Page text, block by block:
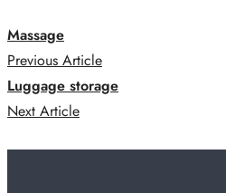
Massage
Previous Article
Luggage storage
Next Article